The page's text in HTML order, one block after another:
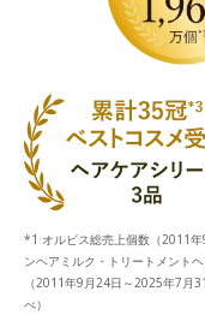
*1 オルビス総売上個数（2011
ンヘアミルク・トリートメント
（2011年9月24日～2025年7月
べ）